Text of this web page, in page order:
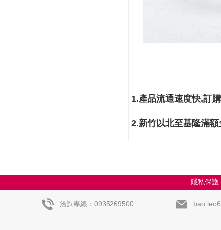
1.產品流通速度快,訂
2.新竹以北至基隆滿額
隱私保護
洽詢專線：0935269500